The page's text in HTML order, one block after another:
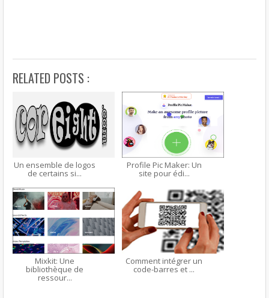
RELATED POSTS :
Un ensemble de logos
de certains si...
Profile Pic Maker: Un
site pour édi...
Mixkit: Une
bibliothèque de
ressour...
Comment intégrer un
code-barres et ...